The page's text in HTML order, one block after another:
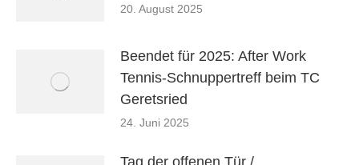
20. August 2025
Beendet für 2025: After Work
Tennis-Schnuppertreff beim TC
Geretsried
24. Juni 2025
Tag der offenen Tür /